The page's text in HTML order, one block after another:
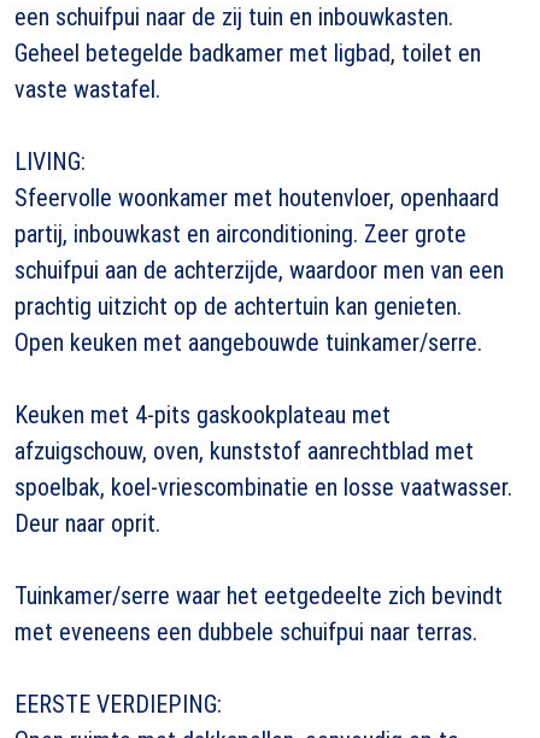
een schuifpui naar de zij tuin en inbouwkasten.
Geheel betegelde badkamer met ligbad, toilet en
vaste wastafel.
LIVING:
Sfeervolle woonkamer met houtenvloer, openhaard
partij, inbouwkast en airconditioning. Zeer grote
schuifpui aan de achterzijde, waardoor men van een
prachtig uitzicht op de achtertuin kan genieten.
Open keuken met aangebouwde tuinkamer/serre.
Keuken met 4-pits gaskookplateau met
afzuigschouw, oven, kunststof aanrechtblad met
spoelbak, koel-vriescombinatie en losse vaatwasser.
Deur naar oprit.
Tuinkamer/serre waar het eetgedeelte zich bevindt
met eveneens een dubbele schuifpui naar terras.
EERSTE VERDIEPING: